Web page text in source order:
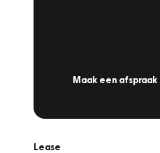
Maak een afspraak
Lease